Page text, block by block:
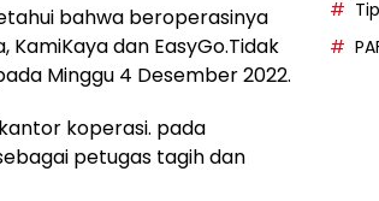
bahwa beroperasinya
dan EasyGo.Tidak
Minggu 4 Desember 2022.
koperasi. pada
petugas tagih dan